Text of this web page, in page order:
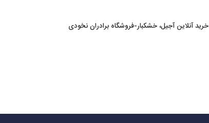
خرید آنلاین آجیل، خشکبار-فروشگاه برادران نخودی